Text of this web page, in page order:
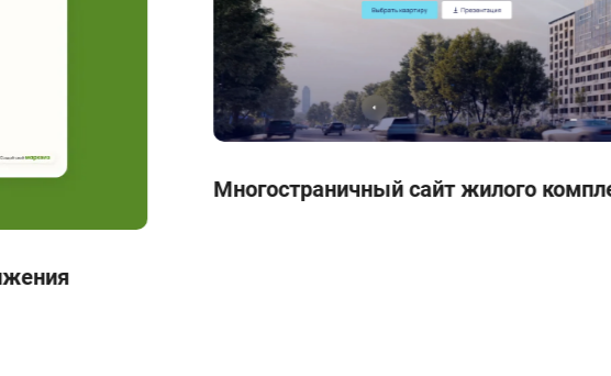
Многостраничный сайт жилого